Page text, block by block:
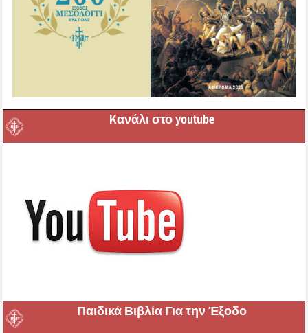
Kανάλι στο youtube
Παιδικά Βιβλία Για την Έξοδο